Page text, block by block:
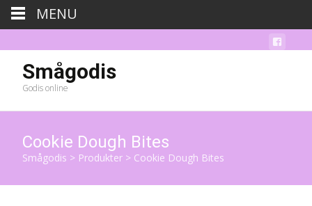
Smågodis
Godis online
Cookie Dough Bites
Smågodis > Produkter > Cookie Dough Bites
MENU